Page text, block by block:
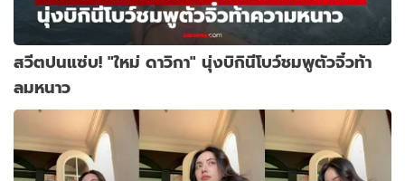
สวีตปนแซ่บ! "ใหม่ ดาวิกา" นุ่งบิกินีโบว์ชมพูตัวจิ๋วท้า
ลมหนาว